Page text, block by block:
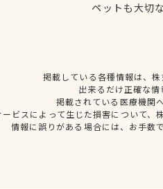
ペットも大切
掲載している各種情報は、
出来るだけ正確な
掲載されている医療機関
ービスによって生じた損害について
情報に誤りがある場合には、お手数